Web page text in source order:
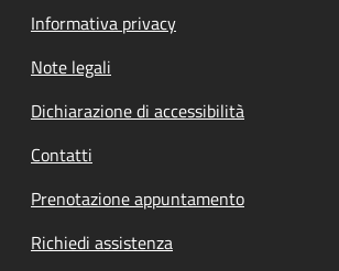
Informativa privacy
Note legali
Dichiarazione di accessibilità
Contatti
Prenotazione appuntamento
Richiedi assistenza